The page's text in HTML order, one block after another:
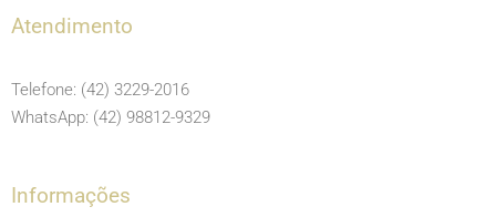
e
o
o
t
g
r
m
b
e
Atendimento
Telefone: (42) 3229-2016
WhatsApp: (42) 98812-9329
Informações